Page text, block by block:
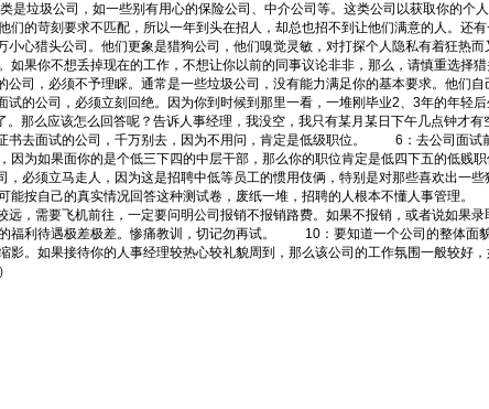
是垃圾公司，如一些别有用心的保险公司、中介公司等。这类公司以获取你的
的苛刻要求不匹配，所以一年到头在招人，却总也招不到让他们满意的人。还
猎头公司。他们更象是猎狗公司，他们嗅觉灵敏，对打探个人隐私有着狂热而
果你不想丢掉现在的工作，不想让你以前的同事议论非非，那么，请慎重选择
，必须不予理睬。通常是一些垃圾公司，没有能力满足你的基本要求。他们自
公司，必须立刻回绝。因为你到时候到那里一看，一堆刚毕业2、3年的年轻后
那么应该怎么回答呢？告诉人事经理，我没空，我只有某月某日下午几点钟才
去面试的公司，千万别去，因为不用问，肯定是低级职位。 6：去公司面试
为如果面你的是个低三下四的中层干部，那么你的职位肯定是低四下五的低贱
须立马走人，因为这是招聘中低等员工的惯用伎俩，特别是对那些喜欢出一些
能按自己的真实情况回答这种测试卷，废纸一堆，招聘的人根本不懂人事管理
需要飞机前往，一定要问明公司报销不报销路费。如果不报销，或者说如果录
福利待遇极差极差。惨痛教训，切记勿再试。 10：要知道一个公司的整体面
。如果接待你的人事经理较热心较礼貌周到，那么该公司的工作氛围一般较好
）